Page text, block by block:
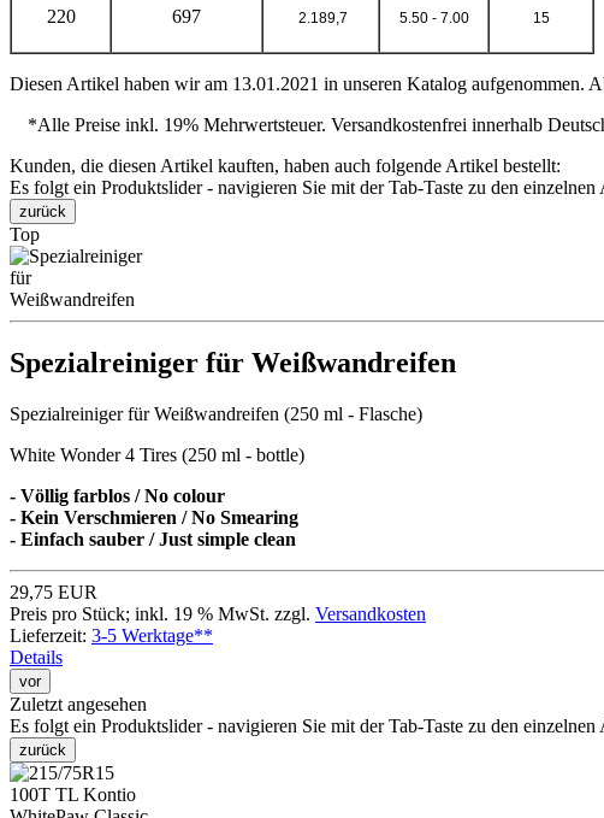
220 697 2.189,7 5.50 - 7.00 15
Diesen Artikel haben wir am 13.01.2021 in unseren Katalog aufgenommen.
*Alle Preise inkl. 19% Mehrwertsteuer. Versandkostenfrei innerhalb
Kunden, die diesen Artikel kauften, haben auch folgende Artikel bestellt:
Es folgt ein Produktslider - navigieren Sie mit der Tab-Taste zu den einzelnen
zurück
Top
Spezialreiniger für Weißwandreifen
Spezialreiniger für Weißwandreifen (250 ml - Flasche)
White Wonder 4 Tires (250 ml - bottle)
- Völlig farblos / No colour
- Kein Verschmieren / No Smearing
- Einfach sauber / Just simple clean
29,75 EUR
Preis pro Stück; inkl. 19 % MwSt. zzgl. Versandkosten
Lieferzeit: 3-5 Werktage**
Details
vor
Zuletzt angesehen
Es folgt ein Produktslider - navigieren Sie mit der Tab-Taste zu den einzelnen
zurück